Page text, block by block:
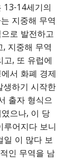
13-14세기의
지중해 무역
로 발전하고
지중해 무역
고, 또 유럽에
서 화폐 경제
생하기 시작한
출자 형식으
으나, 이 당
루어지다 보니
일 이 많다 보
인 무역을 남